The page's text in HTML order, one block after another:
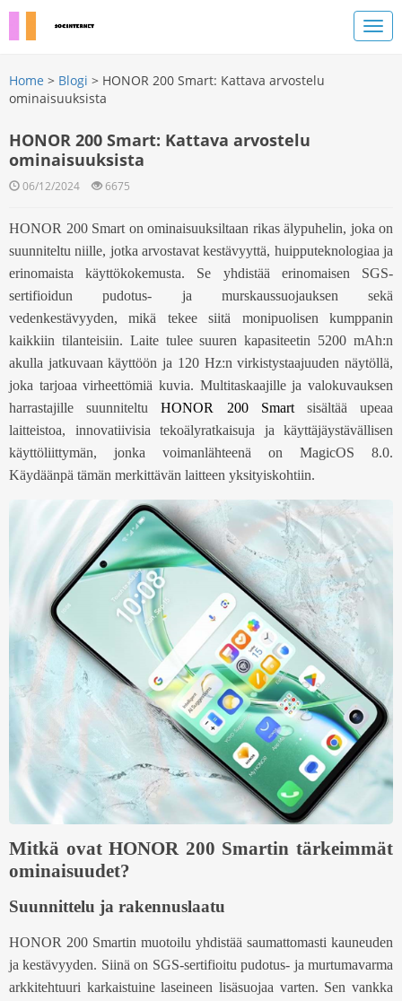
Home > Blogi > HONOR 200 Smart: Kattava arvostelu
ominaisuuksista
HONOR 200 Smart: Kattava arvostelu
ominaisuuksista
06/12/2024 6675
HONOR 200 Smart on ominaisuuksiltaan rikas älypuhelin, joka on
suunniteltu niille, jotka arvostavat kestävyyttä, huipputeknologiaa ja
erinomaista käyttökokemusta. Se yhdistää erinomaisen SGS-
sertifioidun pudotus- ja murskaussuojauksen sekä
vedenkestävyyden, mikä tekee siitä monipuolisen kumppanin
kaikkiin tilanteisiin. Laite tulee suuren kapasiteetin 5200 mAh:n
akulla jatkuvaan käyttöön ja 120 Hz:n virkistystaajuuden näytöllä,
joka tarjoaa virheettömiä kuvia. Multitaskaajille ja valokuvauksen
harrastajille suunniteltuHONOR 200 Smartsisältää upeaa
laitteistoa, innovatiivisia tekoälyratkaisuja ja käyttäjäystävällisen
käyttöliittymän, jonka voimanlähteenä on MagicOS 8.0.
Käydäänpä tämän merkittävän laitteen yksityiskohtiin.
Mitkä ovat HONOR 200 Smartin tärkeimmät
ominaisuudet?
Suunnittelu ja rakennuslaatu
HONOR 200 Smartin muotoilu yhdistää saumattomasti kauneuden
ja kestävyyden. Siinä on SGS-sertifioitu pudotus- ja murtumavarma
arkkitehtuuri karkaistuine laseineen lisäsuojaa varten. Sen vankka